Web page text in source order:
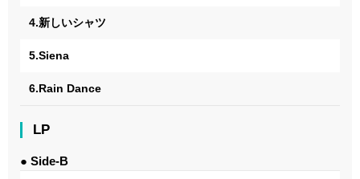
4.新しいシャツ
5.Siena
6.Rain Dance
LP
● Side-B